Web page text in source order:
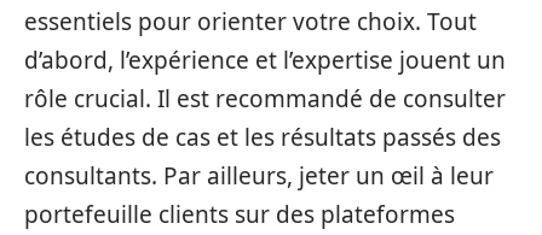
essentiels pour orienter votre choix. Tout
d’abord, l’expérience et l’expertise jouent un
rôle crucial. Il est recommandé de consulter
les études de cas et les résultats passés des
consultants. Par ailleurs, jeter un œil à leur
portefeuille clients sur des plateformes